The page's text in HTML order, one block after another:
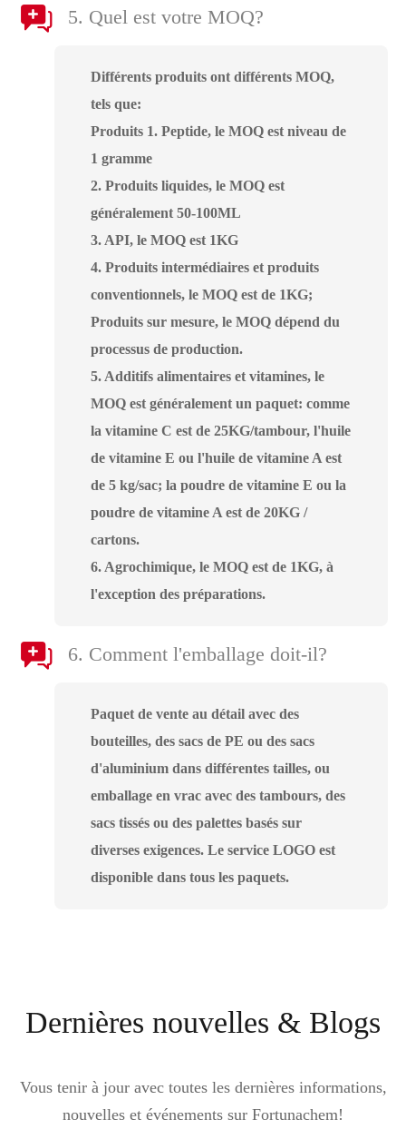
5. Quel est votre MOQ?
Différents produits ont différents MOQ,
tels que:
Produits 1. Peptide, le MOQ est niveau de
1 gramme
2. Produits liquides, le MOQ est
généralement 50-100ML
3. API, le MOQ est 1KG
4. Produits intermédiaires et produits
conventionnels, le MOQ est de 1KG;
Produits sur mesure, le MOQ dépend du
processus de production.
5. Additifs alimentaires et vitamines, le
MOQ est généralement un paquet: comme
la vitamine C est de 25KG/tambour, l'huile
de vitamine E ou l'huile de vitamine A est
de 5 kg/sac; la poudre de vitamine E ou la
poudre de vitamine A est de 20KG /
cartons.
6. Agrochimique, le MOQ est de 1KG, à
l'exception des préparations.
6. Comment l'emballage doit-il?
Paquet de vente au détail avec des
bouteilles, des sacs de PE ou des sacs
d'aluminium dans différentes tailles, ou
emballage en vrac avec des tambours, des
sacs tissés ou des palettes basés sur
diverses exigences. Le service LOGO est
disponible dans tous les paquets.
Dernières nouvelles & Blogs
Vous tenir à jour avec toutes les dernières informations,
nouvelles et événements sur Fortunachem!